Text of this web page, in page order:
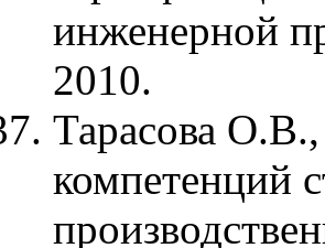
инженерной
2010.
Тарасова
компетенций